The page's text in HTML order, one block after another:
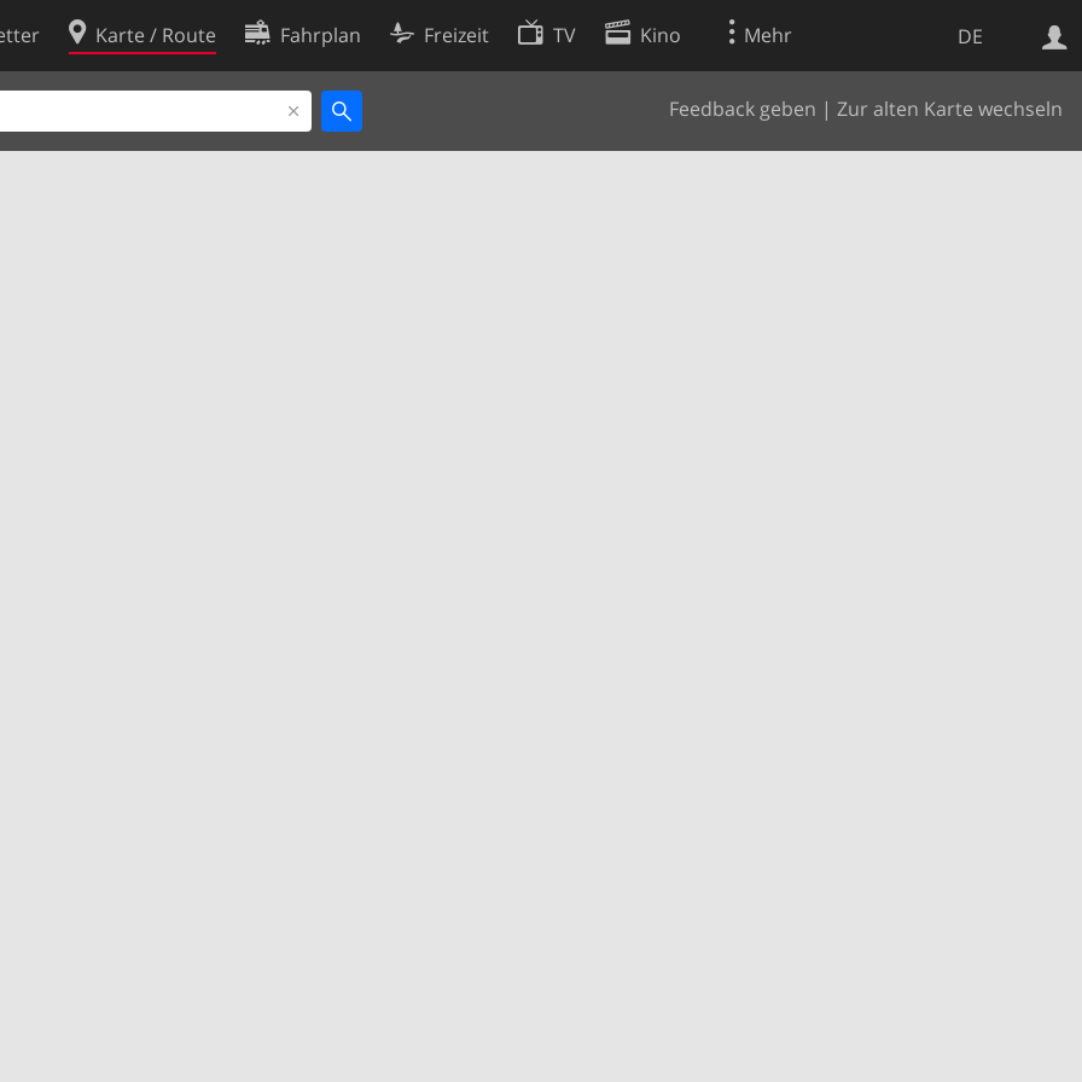
DE
Karte / Route Fahrplan Freizeit TV Kino Mehr
Feedback geben | Zur alten Karte wechseln
Websuche
Cookie-Richtlinie
Cookie-Einstellungen